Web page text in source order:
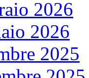
2026
2026
2025